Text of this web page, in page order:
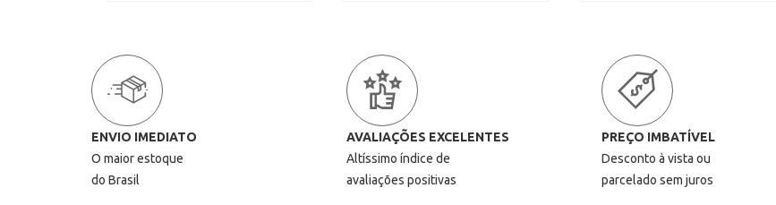
ENVIO IMEDIATO
O maior estoque
do Brasil
AVALIAÇÕES EXCELENTES
Altíssimo índice de
avaliações positivas
PREÇO IMBATÍVEL
Desconto à vista ou
parcelado sem juros